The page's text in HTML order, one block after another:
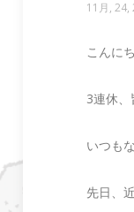
11月, 24,
こんに
3連休
いつも
先日、